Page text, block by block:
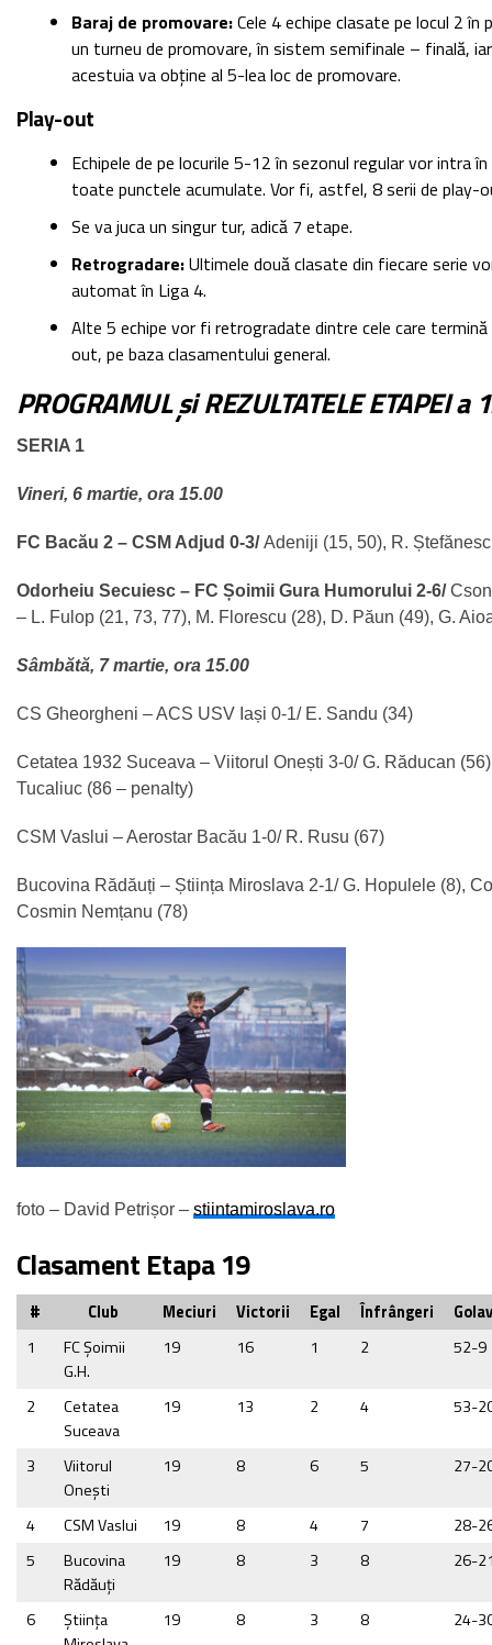
Baraj de promovare:Cele 4 echipe clasate pe locul 2
un turneu de promovare, în sistem semifinale – finală,
acestuia va obține al 5-lea loc de promovare.
Play-out
Echipele de pe locurile 5-12 în sezonul regular vor intra
toate punctele acumulate. Vor fi, astfel, 8 serii de play-
Se va juca un singur tur, adică 7 etape.
Retrogradare:Ultimele două clasate din fiecare serie
automat în Liga 4.
Alte 5 echipe vor fi retrogradate dintre cele care
out, pe baza clasamentului general.
PROGRAMUL și REZULTATELE ETAPEI a
SERIA 1
Vineri, 6 martie, ora 15.00
FC Bacău 2 – CSM Adjud 0-3/Adeniji (15, 50), R.
Odorheiu Secuiesc – FC Șoimii Gura Humorului 2-6/
– L. Fulop (21, 73, 77), M. Florescu (28), D. Păun (49), G.
Sâmbătă, 7 martie, ora 15.00
CS Gheorgheni – ACS USV Iași 0-1/ E. Sandu (34)
Cetatea 1932 Suceava – Viitorul Onești 3-0/ G. Răducan
Tucaliuc (86 – penalty)
CSM Vaslui – Aerostar Bacău 1-0/ R. Rusu (67)
Bucovina Rădăuți – Știința Miroslava 2-1/ G. Hopulele (8),
Cosmin Nemțanu (78)
foto – David Petrișor – stiintamiroslava.ro
Clasament Etapa 19
# Club Meciuri Victorii Egal Înfrângeri
1
FC Şoimii
G.H.
19 16 1 2 52-9
2
Cetatea
Suceava
19 13 2 4 53-
3
Viitorul
Onești
19 8 6 5 27-
4 CSM Vaslui 19 8 4 7
28-
5
Bucovina
Rădăuţi
19 8 3 8 26-
6
Ştiinţa
19 8 3 8 24-